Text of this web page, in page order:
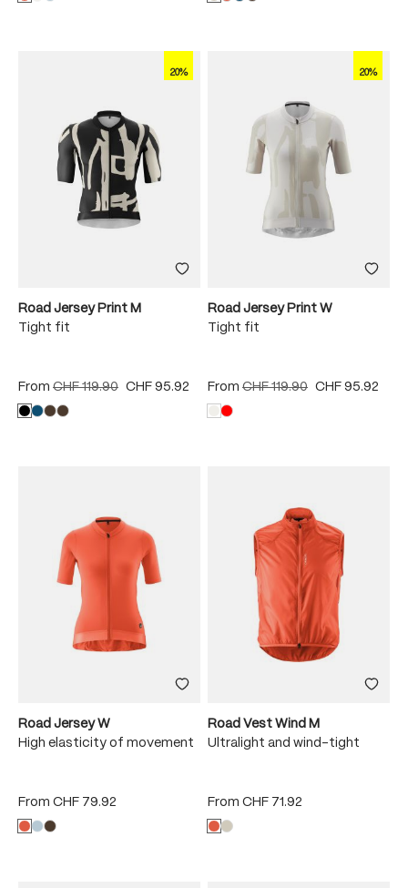
20%
Road Jersey Print M
Tight fit
From CHF 119.90 CHF 95.92
20%
Road Jersey Print W
Tight fit
From CHF 119.90 CHF 95.92
Road Jersey W
High elasticity of movement
From CHF 79.92
Road Vest Wind M
Ultralight and wind-tight
From CHF 71.92